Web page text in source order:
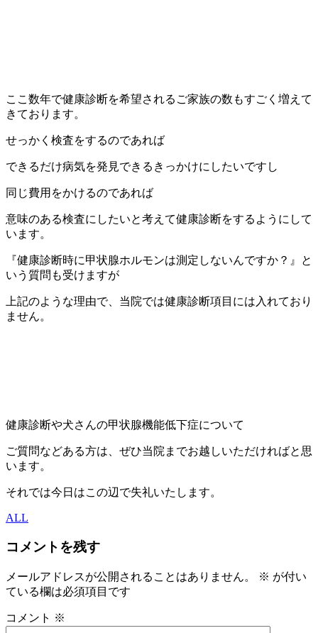
ここ数年で健康診断を希望されるご家族の数もすごく増えて
きております。
せっかく検査をするのであれば
できるだけ病気を発見できるきっかけにしたいですし
同じ費用をかけるのであれば
意味のある検査にしたいと考えて健康診断をするようにして
います。
『健康診断時に甲状腺ホルモンは測定しないんですか？』と
いう質問も受けますが
上記のような理由で、当院では健康診断項目には入れており
ません。
健康診断や犬さんの甲状腺機能低下症について
ご質問などある方は、ぜひ当院までお越しいただければと思
います。
それでは今日はこの辺で失礼いたします。
ALL
コメントを残す
メールアドレスが公開されることはありません。 ※ が付い
ている欄は必須項目です
コメント ※